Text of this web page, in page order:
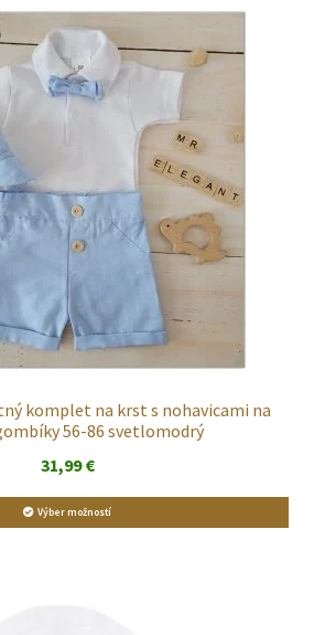
komplet na krst s nohavicami na
56-86 svetlomodrý
31,99€
Výber možností